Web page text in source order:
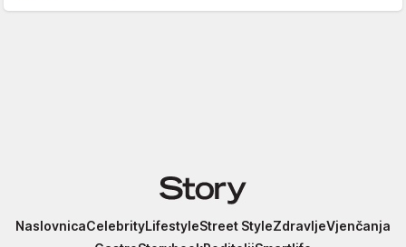
Story
NaslovnicaCelebrityLifestyleStreet StyleZdravljeVjenčanja